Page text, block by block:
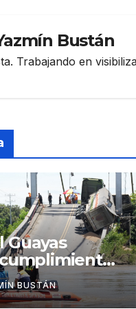
Bustán
Trabajando en
y
BUSTÁN